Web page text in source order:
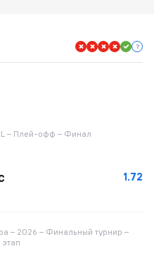
– Плей-офф – Финал
1.72
– 2026 – Финальный турнир –